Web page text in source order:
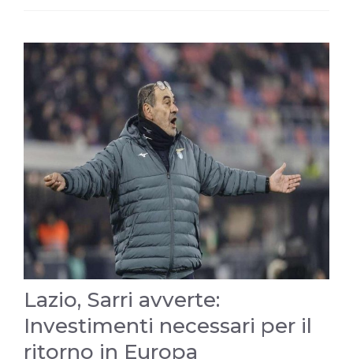
Lazio, Sarri avverte:
Investimenti necessari per il
ritorno in Europa